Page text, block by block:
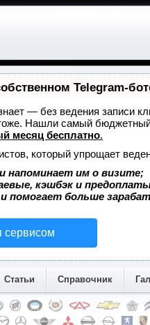
Telegram-
— без ведения записи
Нашли самый
месяц бесплатно.
который упрощает
напоминает им о визите;
кэшбэк и
помогает больше
сервисом
Статьи Справочник